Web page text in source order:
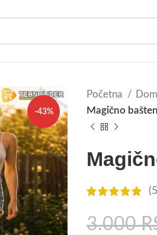
-43%
Početna
Magično
(5
3.000